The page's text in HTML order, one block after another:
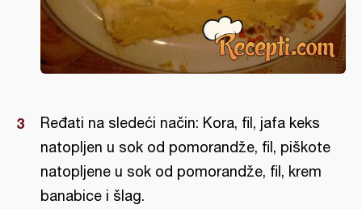
Ređati na sledeći način: Kora, fil, jafa keks
natopljen u sok od pomorandže, fil, piškote
natopljene u sok od pomorandže, fil, krem
banabice i šlag.